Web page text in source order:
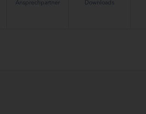
Ansprech­partner Downloads